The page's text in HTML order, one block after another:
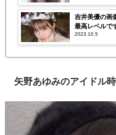
吉井美優の画
最高レベルで
2023.10.5
矢野あゆみのアイドル